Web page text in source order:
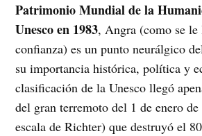
Patrimonio Mundial de la
Unesco en 1983, Angra (como se le
confianza) es un punto neurálgico
su importancia histórica, política y
clasificación de la Unesco llegó
del gran terremoto del 1 de enero
escala de Richter) que destruyó el